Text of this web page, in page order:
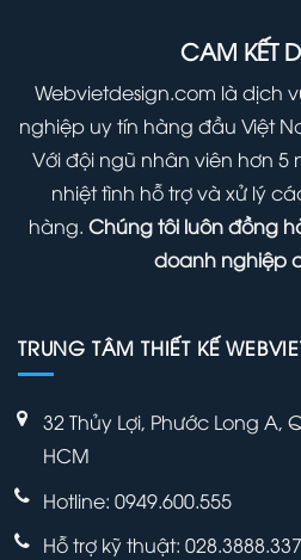
700,000
₫.
CAM KẾT
Webvietdesign.com là dịch
nghiệp uy tín hàng đầu Việt
Với đội ngũ nhân viên hơn 5
nhiệt tình hỗ trợ và xử lý
hàng. Chúng tôi luôn đồng
doanh nghiệp
TRUNG TÂM THIẾT KẾ
32 Thủy Lợi, Phước Long A,
HCM
Hotline: 0949.600.555
Hỗ trợ kỹ thuật: